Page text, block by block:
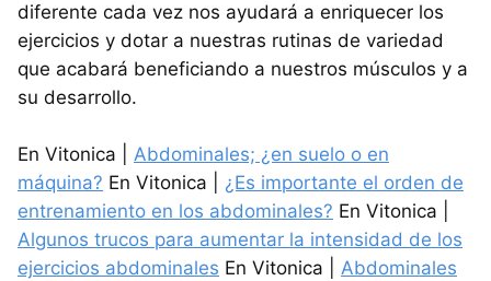
diferente cada vez nos ayudará a enriquecer los
ejercicios y dotar a nuestras rutinas de variedad
que acabará beneficiando a nuestros músculos y a
su desarrollo.
En Vitonica | Abdominales; ¿en suelo o en
máquina? En Vitonica | ¿Es importante el orden de
entrenamiento en los abdominales? En Vitonica |
Algunos trucos para aumentar la intensidad de los
ejercicios abdominales En Vitonica | Abdominales